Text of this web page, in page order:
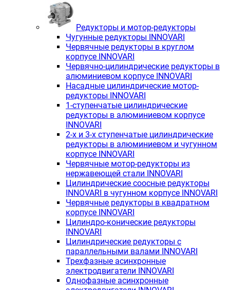
Редукторы и мотор-редукторы
Чугунные редукторы INNOVARI
Червячные редукторы в круглом
корпусе INNOVARI
Червячно-цилиндрические редукторы в
алюминиевом корпусе INNOVARI
Насадные цилиндрические мотор-
редукторы INNOVARI
1-ступенчатые цилиндрические
редукторы в алюминиевом корпусе
INNOVARI
2-х и 3-х ступенчатые цилиндрические
редукторы в алюминиевом и чугунном
корпусе INNOVARI
Червячные мотор-редукторы из
нержавеющей стали INNOVARI
Цилиндрические соосные редукторы
INNOVARI в чугунном корпусе INNOVARI
Червячные редукторы в квадратном
корпусе INNOVARI
Цилиндро-конические редукторы
INNOVARI
Цилиндрические редукторы с
параллельными валами INNOVARI
Трехфазные асинхронные
электродвигатели INNOVARI
Однофазные асинхронные